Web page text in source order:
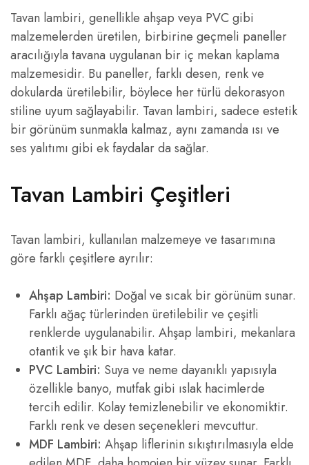
Tavan lambiri, genellikle ahşap veya PVC gibi
malzemelerden üretilen, birbirine geçmeli paneller
aracılığıyla tavana uygulanan bir iç mekan kaplama
malzemesidir. Bu paneller, farklı desen, renk ve
dokularda üretilebilir, böylece her türlü dekorasyon
stiline uyum sağlayabilir. Tavan lambiri, sadece estetik
bir görünüm sunmakla kalmaz, aynı zamanda ısı ve
ses yalıtımı gibi ek faydalar da sağlar.
Tavan Lambiri Çeşitleri
Tavan lambiri, kullanılan malzemeye ve tasarımına
göre farklı çeşitlere ayrılır:
Ahşap Lambiri: Doğal ve sıcak bir görünüm sunar.
Farklı ağaç türlerinden üretilebilir ve çeşitli
renklerde uygulanabilir. Ahşap lambiri, mekanlara
otantik ve şık bir hava katar.
PVC Lambiri: Suya ve neme dayanıklı yapısıyla
özellikle banyo, mutfak gibi ıslak hacimlerde
tercih edilir. Kolay temizlenebilir ve ekonomiktir.
Farklı renk ve desen seçenekleri mevcuttur.
MDF Lambiri: Ahşap liflerinin sıkıştırılmasıyla elde